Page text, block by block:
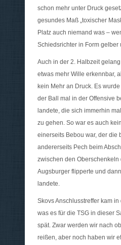
schon mehr unter Druck
gesundes Maß „toxischer
Platz auch niemand was –
Schiedsrichter in Form gelber
Auch in der 2. Halbzeit
etwas mehr Wille erkennbar,
kein Mehr an Druck. Es
der Ball mal in der Offensive
landete, die sich immerhin
zu gehen. So war es auch
einerseits Bebou war, der die
andererseits Pech beim
zwischen den Oberschenkeln
Augsburger flipperte und
landete.
Skovs Anschlusstreffer kam
was es für die TSG in dieser
spät. Zwar werden wir nach
reißen, aber noch haben wir